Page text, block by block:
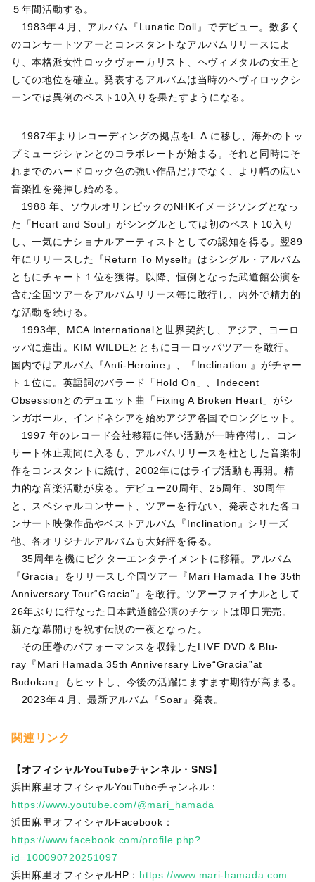
５年間活動する。
1983年４月、アルバム『Lunatic Doll』でデビュー。数多く
のコンサートツアーとコンスタントなアルバムリリースによ
り、本格派女性ロックヴォーカリスト、ヘヴィメタルの女王と
しての地位を確立。発表するアルバムは当時のヘヴィロックシ
ーンでは異例のベスト10入りを果たすようになる。
1987年よりレコーディングの拠点をL.A.に移し、海外のトッ
プミュージシャンとのコラボレートが始まる。それと同時にそ
れまでのハードロック色の強い作品だけでなく、より幅の広い
音楽性を発揮し始める。
1988 年、ソウルオリンピックのNHKイメージソングとなっ
た「Heart and Soul」がシングルとしては初のベスト10入り
し、一気にナショナルアーティストとしての認知を得る。翌89
年にリリースした『Return To Myself』はシングル・アルバム
ともにチャート１位を獲得。以降、恒例となった武道館公演を
含む全国ツアーをアルバムリリース毎に敢行し、内外で精力的
な活動を続ける。
1993年、MCA Internationalと世界契約し、アジア、ヨーロ
ッパに進出。KIM WILDEとともにヨーロッパツアーを敢行。
国内ではアルバム『Anti-Heroine』、『Inclination 』がチャー
ト１位に。英語詞のバラード「Hold On」、Indecent
Obsessionとのデュエット曲「Fixing A Broken Heart」がシ
ンガポール、インドネシアを始めアジア各国でロングヒット。
1997 年のレコード会社移籍に伴い活動が一時停滞し、コン
サート休止期間に入るも、アルバムリリースを柱とした音楽制
作をコンスタントに続け、2002年にはライブ活動も再開。精
力的な音楽活動が戻る。デビュー20周年、25周年、30周年
と、スペシャルコンサート、ツアーを行ない、発表された各コ
ンサート映像作品やベストアルバム『Inclination』シリーズ
他、各オリジナルアルバムも大好評を得る。
35周年を機にビクターエンタテイメントに移籍。アルバム
『Gracia』をリリースし全国ツアー『Mari Hamada The 35th
Anniversary Tour“Gracia”』を敢行。ツアーファイナルとして
26年ぶりに行なった日本武道館公演のチケットは即日完売。
新たな幕開けを祝す伝説の一夜となった。
その圧巻のパフォーマンスを収録したLIVE DVD & Blu-
ray『Mari Hamada 35th Anniversary Live“Gracia”at
Budokan』もヒットし、今後の活躍にますます期待が高まる。
2023年４月、最新アルバム『Soar』発表。
関連リンク
【オフィシャルYouTubeチャンネル・SNS】
浜田麻里オフィシャルYouTubeチャンネル：
https://www.youtube.com/@mari_hamada
浜田麻里オフィシャルFacebook：
https://www.facebook.com/profile.php?
id=100090720251097
浜田麻里オフィシャルHP： https://www.mari-hamada.com